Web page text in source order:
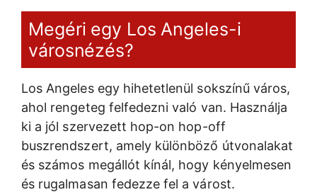
Megéri egy Los Angeles-i
városnézés?
Los Angeles egy hihetetlenül sokszínű város,
ahol rengeteg felfedezni való van. Használja
ki a jól szervezett hop-on hop-off
buszrendszert, amely különböző útvonalakat
és számos megállót kínál, hogy kényelmesen
és rugalmasan fedezze fel a várost.